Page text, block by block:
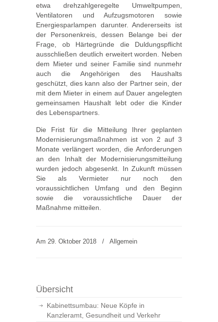
etwa drehzahlgeregelte Umweltpumpen,
Ventilatoren und Aufzugsmotoren sowie
Energiesparlampen darunter. Andererseits ist
der Personenkreis, dessen Belange bei der
Frage, ob Härtegründe die Duldungspflicht
ausschließen deutlich erweitert worden. Neben
dem Mieter und seiner Familie sind nunmehr
auch die Angehörigen des Haushalts
geschützt, dies kann also der Partner sein, der
mit dem Mieter in einem auf Dauer angelegten
gemeinsamen Haushalt lebt oder die Kinder
des Lebenspartners.
Die Frist für die Mitteilung Ihrer geplanten
Modernisierungsmaßnahmen ist von 2 auf 3
Monate verlängert worden, die Anforderungen
an den Inhalt der Modernisierungsmitteilung
wurden jedoch abgesenkt. In Zukunft müssen
Sie als Vermieter nur noch den
voraussichtlichen Umfang und den Beginn
sowie die voraussichtliche Dauer der
Maßnahme mitteilen.
Am 29. Oktober 2018 / Allgemein
Übersicht
Kabinettsumbau: Neue Köpfe in
Kanzleramt, Gesundheit und Verkehr